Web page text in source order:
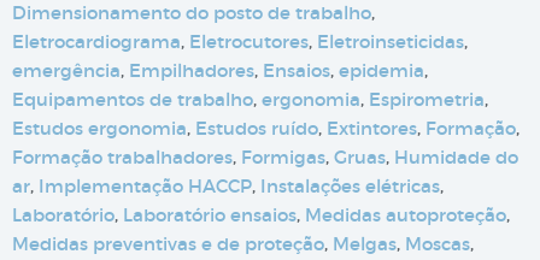
Dimensionamento do posto de trabalho,
Eletrocardiograma, Eletrocutores, Eletroinseticidas,
emergência, Empilhadores, Ensaios, epidemia,
Equipamentos de trabalho, ergonomia, Espirometria,
Estudos ergonomia, Estudos ruído, Extintores, Formação,
Formação trabalhadores, Formigas, Gruas, Humidade do
ar, Implementação HACCP, Instalações elétricas,
Laboratório, Laboratório ensaios, Medidas autoproteção,
Medidas preventivas e de proteção, Melgas, Moscas,